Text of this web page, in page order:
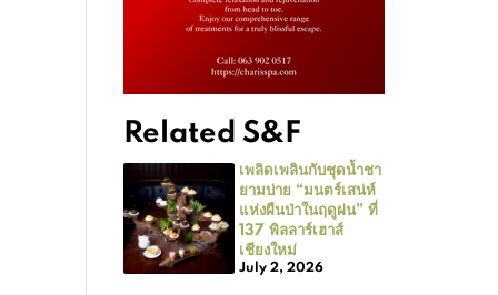
Related S&F
เพลิดเพลินกับชุดน้ำชา
ยามบ่าย “มนตร์เสน่ห์
แห่งผืนป่าในฤดูฝน” ที่
137 พิลลาร์เฮาส์
เชียงใหม่
July 2, 2026